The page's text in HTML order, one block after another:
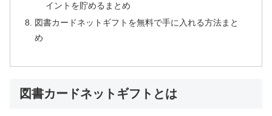
イントを貯めるまとめ
図書カードネットギフトを無料で手に入れる方法まと
め
図書カードネットギフトとは